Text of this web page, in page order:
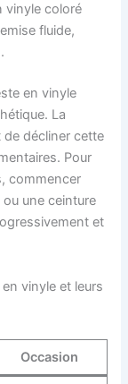
vinyle coloré
fluide,
en vinyle
La
décliner cette
Pour
commencer
une ceinture
et
vinyle et leurs
Occasion